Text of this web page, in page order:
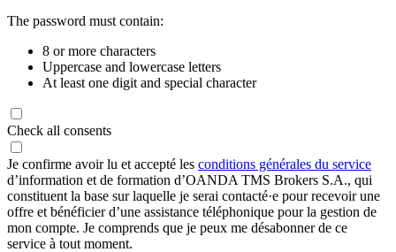
The password must contain:
8 or more characters
Uppercase and lowercase letters
At least one digit and special character
Check all consents
Je confirme avoir lu et accepté les conditions générales du service
d’information et de formation d’OANDA TMS Brokers S.A., qui
constituent la base sur laquelle je serai contacté·e pour recevoir une
offre et bénéficier d’une assistance téléphonique pour la gestion de
mon compte. Je comprends que je peux me désabonner de ce
service à tout moment.